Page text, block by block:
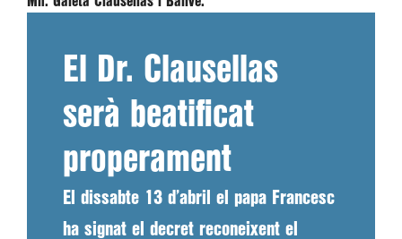
El Dr. Clausellas
serà beatificat
properament
El dissabte 13 d’abril el papa Francesc
ha signat el decret reconeixent el